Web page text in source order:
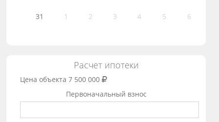
31 1 2 3 4 5 6
Расчет ипотеки
Цена объекта 7 500 000
Первоначальный взнос